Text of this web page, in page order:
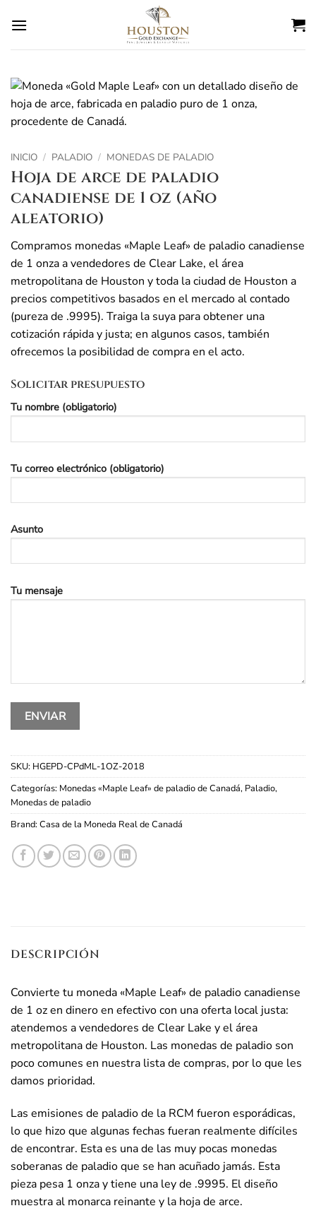
INICIO / PALADIO / MONEDAS DE PALADIO
Hoja de arce de paladio
canadiense de 1 oz (año
aleatorio)
Compramos monedas «Maple Leaf» de paladio canadiense
de 1 onza a vendedores de Clear Lake, el área
metropolitana de Houston y toda la ciudad de Houston a
precios competitivos basados en el mercado al contado
(pureza de .9995). Traiga la suya para obtener una
cotización rápida y justa; en algunos casos, también
ofrecemos la posibilidad de compra en el acto.
Solicitar presupuesto
Tu nombre (obligatorio)
Tu correo electrónico (obligatorio)
Asunto
Tu mensaje
SKU: HGEPD-CPdML-1OZ-2018
Categorías: Monedas «Maple Leaf» de paladio de Canadá, Paladio,
Monedas de paladio
Brand:Casa de la Moneda Real de Canadá
DESCRIPCIÓN
Convierte tu moneda «Maple Leaf» de paladio canadiense
de 1 oz en dinero en efectivo con una oferta local justa:
atendemos a vendedores de Clear Lake y el área
metropolitana de Houston. Las monedas de paladio son
poco comunes en nuestra lista de compras, por lo que les
damos prioridad.
Las emisiones de paladio de la RCM fueron esporádicas,
lo que hizo que algunas fechas fueran realmente difíciles
de encontrar. Esta es una de las muy pocas monedas
soberanas de paladio que se han acuñado jamás. Esta
pieza pesa 1 onza y tiene una ley de .9995. El diseño
muestra al monarca reinante y la hoja de arce.